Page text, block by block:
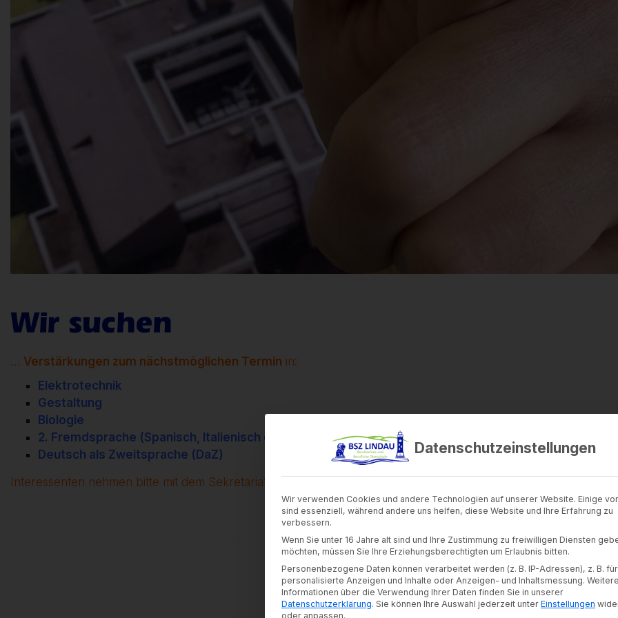
Wir suchen
… Verstärkungen zum nächstmöglichen Termin in:
Elektrotechnik
Gestaltung
Biologie
2. Fremdsprache (Spanisch, Italienisch oder Französisch)
Deutsch als Zweitsprache (DaZ)
Interessenten nehmen bitte mit dem Sekretariat Kontakt auf.
Datenschutzeinstellungen
Wir verwenden Cookies und andere Technologien auf unserer Website. Einige
sind essenziell, während andere uns helfen, diese Website und Ihre Erfahrung zu
verbessern.
Wenn Sie unter 16 Jahre alt sind und Ihre Zustimmung zu freiwilligen Diensten
möchten, müssen Sie Ihre Erziehungsberechtigten um Erlaubnis bitten.
Personenbezogene Daten können verarbeitet werden (z. B. IP-Adressen), z. B. für
personalisierte Anzeigen und Inhalte oder Anzeigen- und Inhaltsmessung. Weitere
Informationen über die Verwendung Ihrer Daten finden Sie in unserer
Datenschutzerklärung. Sie können Ihre Auswahl jederzeit unter Einstellungen
oder anpassen.